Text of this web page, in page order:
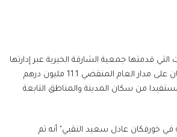
قدمتها جمعية الشارقة الخيرية عبر إدارتها
الفرعية في مدينة خورفكان على مدار العام المنقضي 11.1 مليون درهم
منها نحو 2478 مستفيدا من سكان المدينة والمناطق التابعة
في خورفكان عادل سعيد النقبي" أنه تم